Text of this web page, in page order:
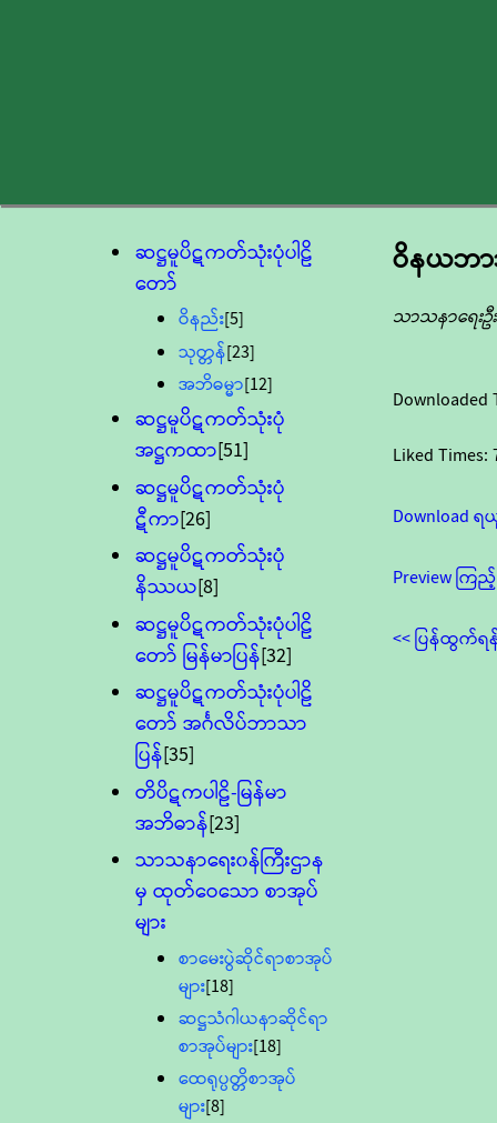
ဆဋ္ဌမူပိဋကတ်သုံးပုံပါဠိ
တော်
ဝိနည်း[5]
သုတ္တန်[23]
အဘိဓမ္မာ[12]
ဆဋ္ဌမူပိဋကတ်သုံးပုံ
အဋ္ဌကထာ[51]
ဆဋ္ဌမူပိဋကတ်သုံးပုံ
ဋီကာ[26]
ဆဋ္ဌမူပိဋကတ်သုံးပုံ
နိဿယ[8]
ဆဋ္ဌမူပိဋကတ်သုံးပုံပါဠိ
တော် မြန်မာပြန်[32]
ဆဋ္ဌမူပိဋကတ်သုံးပုံပါဠိ
တော် အင်္ဂလိပ်ဘာသာ
ပြန်[35]
တိပိဋကပါဠိ-မြန်မာ
အဘိဓာန်[23]
သာသနာရေး၀န်ကြီးဌာန
မှ ထုတ်ဝေသော စာအုပ်
များ
စာမေးပွဲဆိုင်ရာစာအုပ်
များ[18]
ဆဋ္ဌသံဂါယနာဆိုင်ရာ
စာအုပ်များ[18]
ထေရုပ္ပတ္တိစာအုပ်
များ[8]
ဝိနယဘာ
သာသနာရေးဦ
Downloaded
Liked Times:
Download
Preview ကြ
<< ပြန်ထွက်ရ